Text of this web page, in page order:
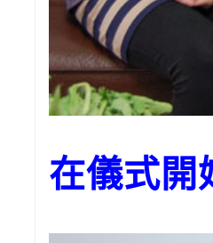
在儀式開